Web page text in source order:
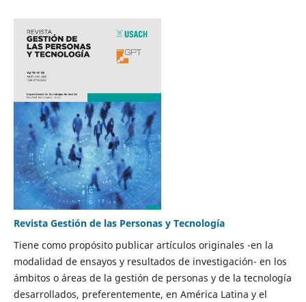
Revista Gestión de las Personas y Tecnología
Tiene como propósito publicar artículos originales -en la
modalidad de ensayos y resultados de investigación- en los
ámbitos o áreas de la gestión de personas y de la tecnología
desarrollados, preferentemente, en América Latina y el